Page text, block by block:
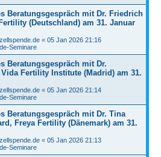
Beratungsgespräch mit Dr. Friedrich
(Deutschland) am 31. Januar
« 05 Jan 2026 21:16
Seminare
Beratungsgespräch mit Dr.
Fertility Institute (Madrid) am 31.
« 05 Jan 2026 21:14
Seminare
Beratungsgespräch mit Dr. Tina
Freya Fertility (Dänemark) am 31.
« 05 Jan 2026 21:13
Seminare